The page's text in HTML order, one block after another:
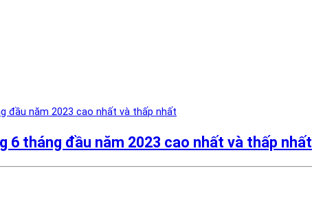
6 tháng đầu năm 2023 cao nhất và thấp nhất